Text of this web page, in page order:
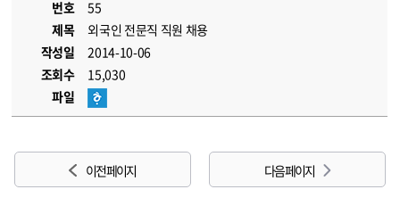
번호
55
제목
외국인 전문직 직원 채용
작성일
2014-10-06
조회수
15,030
파일
이전 페이지 다음 페이지